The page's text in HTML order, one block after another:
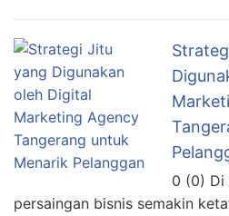
0 (0) Di
persaingan bisnis semakin